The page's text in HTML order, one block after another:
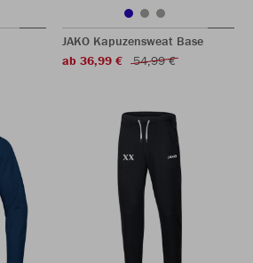
JAKO Kapuzensweat Base
ab 36,99 €
54,99 €